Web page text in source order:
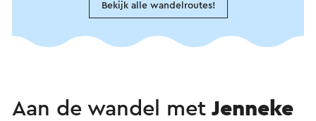
Bekijk alle wandelroutes!
Aan de wandel met Jenneke